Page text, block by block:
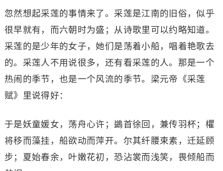
忽然想起采莲的事情来了。采莲是江南的旧俗，似乎
很早就有，而六朝时为盛；从诗歌里可以约略知道。
采莲的是少年的女子，她们是荡着小船，唱着艳歌去
的。采莲人不用说很多，还有看采莲的人。那是一个
热闹的季节，也是一个风流的季节。梁元帝《采莲
赋》里说得好：
于是妖童媛女，荡舟心许；鷁首徐回，兼传羽杯；欋
将移而藻挂，船欲动而萍开。尔其纤腰束素，迁延顾
步；夏始春余，叶嫩花初，恐沾裳而浅笑，畏倾船而